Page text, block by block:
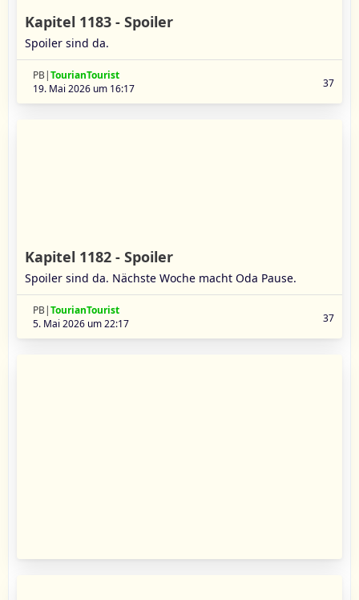
Kapitel 1183 - Spoiler
Spoiler sind da.
PB|TourianTourist
19. Mai 2026 um 16:17
37
Kapitel 1182 - Spoiler
Spoiler sind da. Nächste Woche macht Oda Pause.
PB|TourianTourist
5. Mai 2026 um 22:17
37